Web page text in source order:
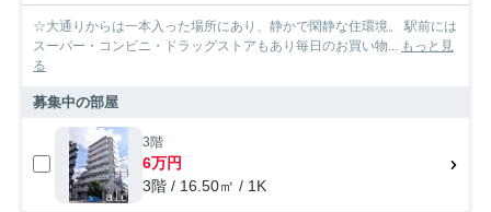
☆大通りからは一本入った場所にあり、静かで閑静な住環境。 駅前には
スーパー・コンビニ・ドラッグストアもあり毎日のお買い物... もっと見
る
募集中の部屋
3階
6万円
3階 / 16.50㎡ / 1K